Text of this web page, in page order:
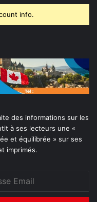
info.
des informations sur les
à ses lecteurs une «
et équilibrée » sur ses
imprimés.